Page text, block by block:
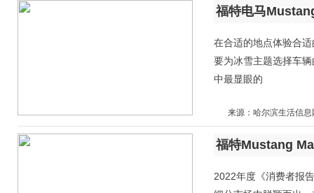
福特电马
在合适的地点体验合
要为冰雪主题选择车
中最显眼的
来源：哈尔滨生活信息
2022年度《消费者报